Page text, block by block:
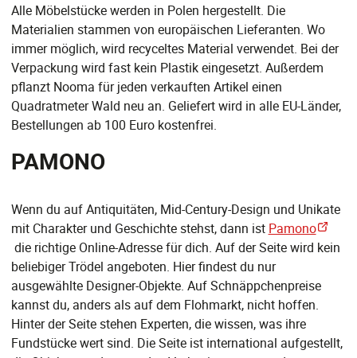
Alle Möbelstücke werden in Polen hergestellt. Die
Materialien stammen von europäischen Lieferanten. Wo
immer möglich, wird recyceltes Material verwendet. Bei der
Verpackung wird fast kein Plastik eingesetzt. Außerdem
pflanzt Nooma für jeden verkauften Artikel einen
Quadratmeter Wald neu an. Geliefert wird in alle EU-Länder,
Bestellungen ab 100 Euro kostenfrei.
PAMONO
Wenn du auf Antiquitäten, Mid-Century-Design und Unikate
mit Charakter und Geschichte stehst, dann ist Pamono
die richtige Online-Adresse für dich. Auf der Seite wird kein
beliebiger Trödel angeboten. Hier findest du nur
ausgewählte Designer-Objekte. Auf Schnäppchenpreise
kannst du, anders als auf dem Flohmarkt, nicht hoffen.
Hinter der Seite stehen Experten, die wissen, was ihre
Fundstücke wert sind. Die Seite ist international aufgestellt,